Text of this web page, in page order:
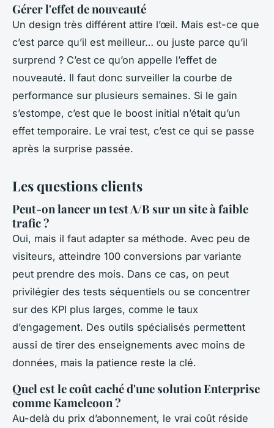
Gérer l'effet de nouveauté
Un design très différent attire l’œil. Mais est-ce que
c’est parce qu’il est meilleur… ou juste parce qu’il
surprend ? C’est ce qu’on appelle l’effet de
nouveauté. Il faut donc surveiller la courbe de
performance sur plusieurs semaines. Si le gain
s’estompe, c’est que le boost initial n’était qu’un
effet temporaire. Le vrai test, c’est ce qui se passe
après la surprise passée.
Les questions clients
Peut-on lancer un test A/B sur un site à faible
trafic ?
Oui, mais il faut adapter sa méthode. Avec peu de
visiteurs, atteindre 100 conversions par variante
peut prendre des mois. Dans ce cas, on peut
privilégier des tests séquentiels ou se concentrer
sur des KPI plus larges, comme le taux
d’engagement. Des outils spécialisés permettent
aussi de tirer des enseignements avec moins de
données, mais la patience reste la clé.
Quel est le coût caché d'une solution Enterprise
comme Kameleoon ?
Au-delà du prix d’abonnement, le vrai coût réside